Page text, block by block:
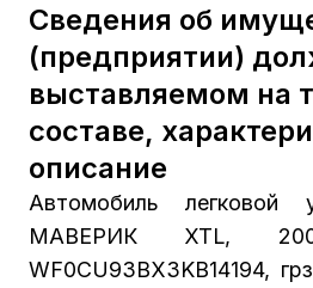
Сведения об
(предприятии)
выставляемом на
составе,
описание
Автомобиль легковой
МАВЕРИК XTL,
WF0CU93BX3KB14194,